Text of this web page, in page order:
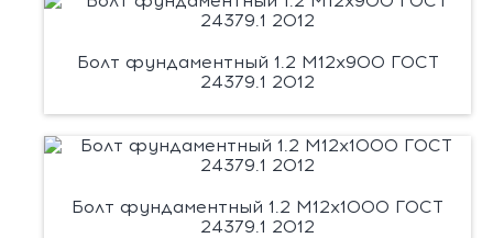
Болт фундаментный 1.2 М12х900 ГОСТ
24379.1 2012
Болт фундаментный 1.2 М12х1000 ГОСТ
24379.1 2012